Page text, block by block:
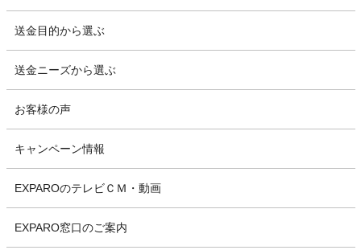
送金目的から選ぶ
送金ニーズから選ぶ
お客様の声
キャンペーン情報
EXPAROのテレビＣＭ・動画
EXPARO窓口のご案内